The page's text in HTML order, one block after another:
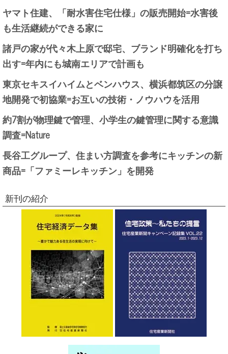
ヤマト住建、「耐水害住宅仕様」の販売開始=水害後
も生活継続ができる家に
諸戸の家が代々木上原で邸宅、ブランド明確化を打ち
出す=年内にも城南エリアで計画も
東京セキスイハイムとベンハウス、横浜都筑区の分譲
地開発で初協業=お互いの技術・ノウハウを活用
約7割が物理鍵で管理、小学生の鍵管理に関する意識
調査=Nature
長谷工グループ、住まい方調査を参考にキッチンの新
商品=「ファミーレキッチン」を開発
新刊の紹介